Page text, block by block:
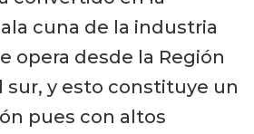
cuna de la industria
opera desde la Región
sur, y esto constituye un
pues con altos